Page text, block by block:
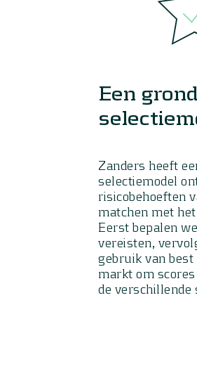
Een
Zanders heeft
selectiemodel
risicobehoeften
matchen met
Eerst bepalen
vereisten,
gebruik van
markt om
de verschillende